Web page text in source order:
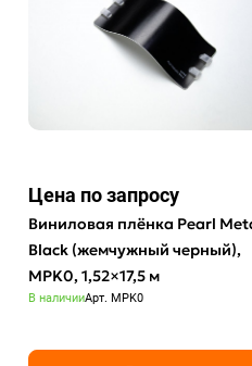
Цена по запросу
Виниловая плёнка Pearl
Black (жемчужный черный),
MPK0, 1,52×17,5 м
В наличииАрт. MPK0